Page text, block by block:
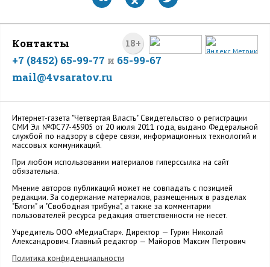
18+
Контакты
+7 (8452) 65-99-77 и 65-99-67
mail@4vsaratov.ru
Интернет-газета "Четвертая Власть" Cвидетельство о регистрации
СМИ Эл №ФС77-45905 от 20 июля 2011 года, выдано Федеральной
службой по надзору в сфере связи, информационных технологий и
массовых коммуникаций.
При любом использовании материалов гиперссылка на сайт
обязательна.
Мнение авторов публикаций может не совпадать с позицией
редакции. За содержание материалов, размещенных в разделах
"Блоги" и "Свободная трибуна", а также за комментарии
пользователей ресурса редакция ответственности не несет.
Учредитель ООО «МедиаСтар». Директор — Гурин Николай
Александрович. Главный редактор — Майоров Максим Петрович
Политика конфиденциальности